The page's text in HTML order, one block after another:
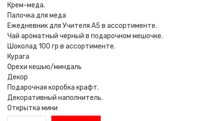
Крем-меда.
Палочка для меда
Ежедневник для Учителя А5 в ассортименте.
Чай ароматный черный в подарочном мешочке.
Шоколад 100 гр в ассортименте.
Курага
Орехи кешью/миндаль
Декор
Подарочная коробка крафт.
Декоративный наполнитель.
Открытка мини